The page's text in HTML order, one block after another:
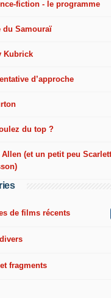
fiction - le programme
du Samouraï
Kubrick
d’approche
du top ?
Allen (et un petit peu Scarlett
de films récents
fragments